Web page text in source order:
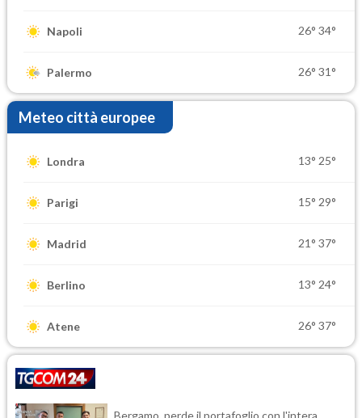
Napoli 26° 34°
Palermo 26° 31°
Meteo città europee
Londra 13° 25°
Parigi 15° 29°
Madrid 21° 37°
Berlino 13° 24°
Atene 26° 37°
Bergamo, perde il portafoglio con l'intera